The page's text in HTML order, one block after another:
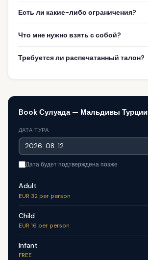
Есть ли какие-либо ограничения?
Что мне нужно взять с собой?
Требуется ли распечатанный талон?
Book Сулуада — Мальдивы Турции
ДАТА ТУРА
Дата будет подтверждена позже
Adult
EUR 32 per person
Child
EUR 16 per person
Infant
FREE